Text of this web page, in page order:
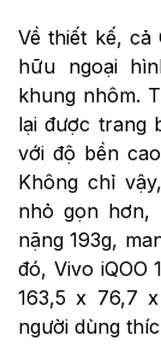
Về thiết kế, cả
hữu ngoại
khung nhôm.
lại được trang
với độ bền
Không chỉ
nhỏ gọn hơn,
nặng 193g,
đó, Vivo iQOO
163,5 x 76,7
người dùng